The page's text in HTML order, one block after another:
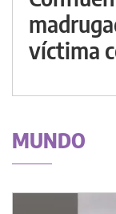
víctima
MUNDO